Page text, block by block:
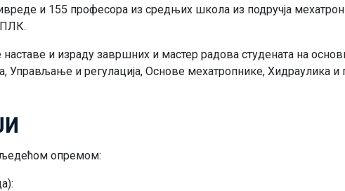
и 155 професора из средњих школа из подручја
ПЛК.
и израду завршних и мастер радова студената на
Управљање и регулација, Основе мехатропнике, Хидраулика
опремом: